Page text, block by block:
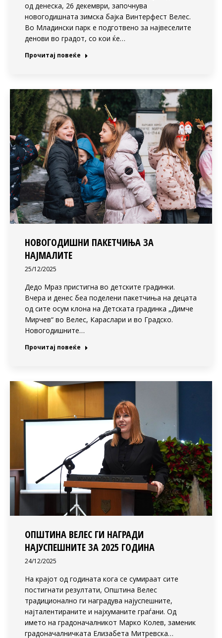
од денеска, 26 декември, започнува
новогодишната зимска бајка Винтерфест Велес.
Во Младински парк е подготвено за највеселите
денови во градот, со кои ќе…
Прочитај повеќе
НОВОГОДИШНИ ПАКЕТЧИЊА ЗА
НАЈМАЛИТЕ
25/12/2025
Дедо Мраз пристигна во детските градинки.
Вчера и денес беа поделени пакетчиња на децата
од сите осум клона на Детската градинка „Димче
Мирчев“ во Велес, Караслари и во Градско.
Новогодишните…
Прочитај повеќе
ОПШТИНА ВЕЛЕС ГИ НАГРАДИ
НАЈУСПЕШНИТЕ ЗА 2025 ГОДИНА
24/12/2025
На крајот од годината кога се сумираат сите
постигнати резултати, Општина Велес
традиционално ги наградува најуспешните,
најталентираните и најхуманите граѓани. Од
името на градоначалникот Марко Колев, заменик
градоначалничката Елизабета Митревска…